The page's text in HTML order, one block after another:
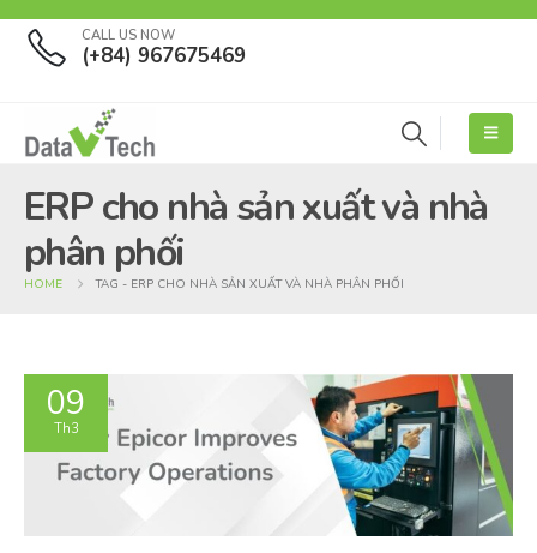
CALL US NOW
(+84) 967675469
ERP cho nhà sản xuất và nhà
phân phối
HOME TAG - ERP CHO NHÀ SẢN XUẤT VÀ NHÀ PHÂN PHỐI
09
Th3